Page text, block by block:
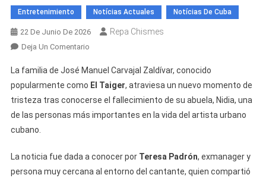
Entretenimiento Notícias Actuales Notícias De Cuba
22 De Junio De 2026 Repa Chismes
Deja Un ComentarioEn
Nidia,
La
Querida
Abuela
Taiger
En
La familia de José Manuel Carvajal Zaldívar, conocido
popularmente como El Taiger, atraviesa un nuevo momento de
tristeza tras conocerse el fallecimiento de su abuela, Nidia, una
de las personas más importantes en la vida del artista urbano
cubano.
La noticia fue dada a conocer por Teresa Padrón, exmanager y
persona muy cercana al entorno del cantante, quien compartió